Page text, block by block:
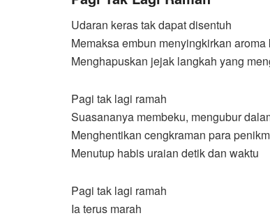
Udaran keras tak dapat disentuh
Memaksa embun menyingkirkan
Menghapuskan jejak langkah yang
Pagi tak lagi ramah
Suasananya membeku, mengubur
Menghentikan cengkraman para
Menutup habis uraian detik dan waktu
Pagi tak lagi ramah
Ia terus marah